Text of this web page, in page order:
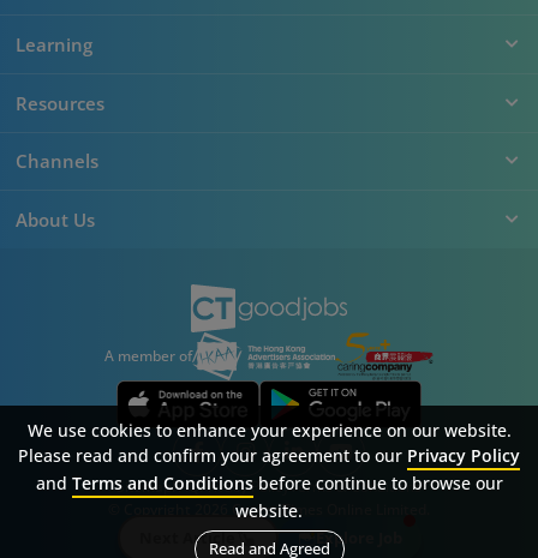
Next Article Explore Job
Learning
Resources
Channels
About Us
A member of
© Copyright 2026 Career Times Online Limited.
All rights reserved.
SitemapFAQPrivacy PolicyTerms & Conditions
We use cookies to enhance your experience on our website.
Please read and confirm your agreement to our Privacy Policy
and Terms and Conditionsbefore continue to browse our
website.
Read and Agreed